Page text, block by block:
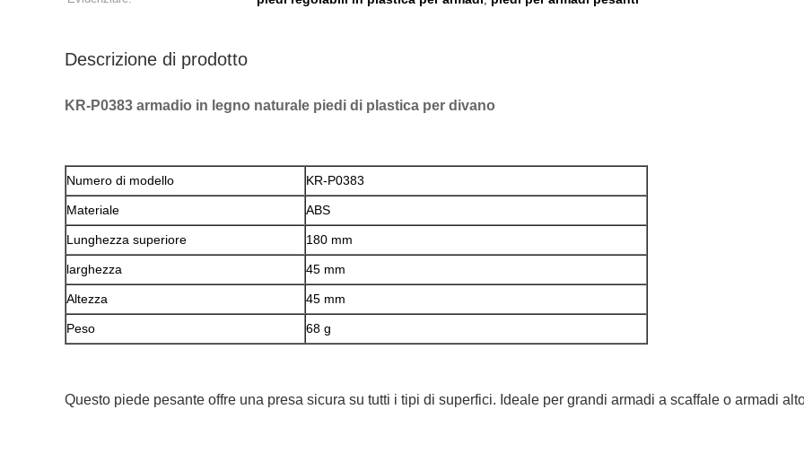
Descrizione di prodotto
KR-P0383 armadio in legno naturale piedi di plastica per divano
Numero di modello KR-P0383
Materiale ABS
Lunghezza superiore 180 mm
larghezza 45 mm
Altezza 45 mm
Peso 68 g
Questo piede pesante offre una presa sicura su tutti i tipi di superfici. Ideale per grandi armadi a scaffale o armadi